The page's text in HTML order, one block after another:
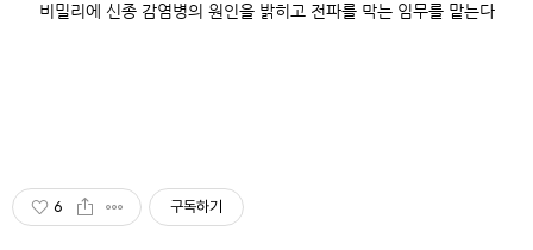
비밀리에 신종 감염병의 원인을 밝히고 전파를 막는 임무를 맡는다
6 구독하기